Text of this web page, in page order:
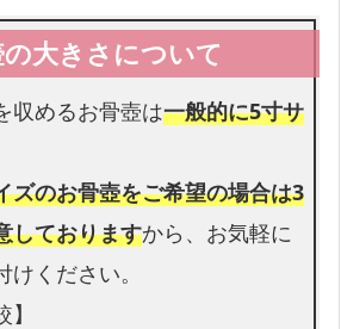
束
お足元も花束を入れられます
収めるお骨壺は一般的に5寸サ
ズのお骨壺をご希望の場合は3
しておりますから、お気軽に
ください。